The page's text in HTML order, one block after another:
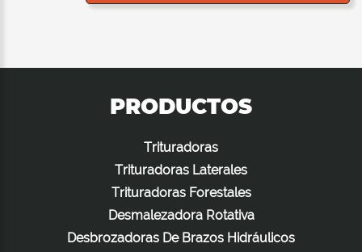
PRODUCTOS
Trituradoras
Trituradoras Laterales
Trituradoras Forestales
Desmalezadora Rotativa
Desbrozadoras De Brazos Hidráulicos